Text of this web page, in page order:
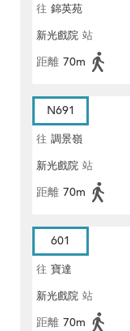
往 錦英苑
新光戲院 站
距離 70m
N691
往 調景嶺
新光戲院 站
距離 70m
601
往 寶達
新光戲院 站
距離 70m